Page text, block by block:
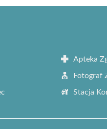
Apteka
Fotograf
Stacja